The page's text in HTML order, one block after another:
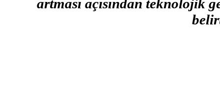
artması açısından teknolojik